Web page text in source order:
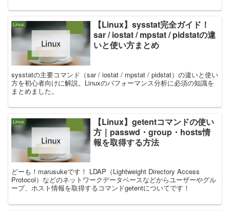
Linux
【Linux】sysstat完全ガイド！
sar / iostat / mpstat / pidstatの違
いと使い方まとめ
sysstatの主要コマンド（sar / iostat / mpstat / pidstat）の違いと使い
方を初心者向けに解説。Linuxのパフォーマンス分析に必須の知識を
まとめました。
Linux
【Linux】getentコマンドの使い
方｜passwd・group・hosts情
報を取得する方法
どーも！marusukeです！ LDAP（Lightweight Directory Access
Protocol）などのネットワークデータベースなどからユーザーやグル
ープ、ホスト情報を取得するコマンドgetentについてです！